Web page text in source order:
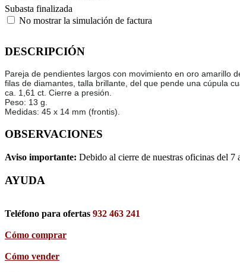
Subasta finalizada
No mostrar la simulación de factura
DESCRIPCIÓN
Pareja de pendientes largos con movimiento en oro amarillo
filas de diamantes, talla brillante, del que pende una cúpula
ca. 1,61 ct. Cierre a presión.
Peso: 13 g.
Medidas: 45 x 14 mm (frontis).
OBSERVACIONES
Aviso importante: Debido al cierre de nuestras oficinas del 7
AYUDA
Teléfono para ofertas 932 463 241
Cómo comprar
Cómo vender